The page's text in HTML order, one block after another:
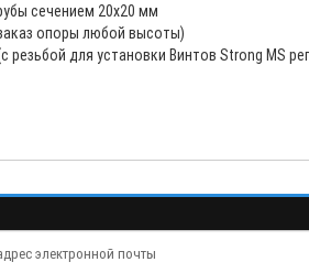
сечением 20х20 мм
опоры любой высоты)
для установки Винтов Strong MS